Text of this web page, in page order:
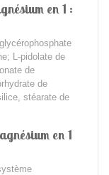
en 1 :
L-pidolate de
de
de
stéarate de
en 1